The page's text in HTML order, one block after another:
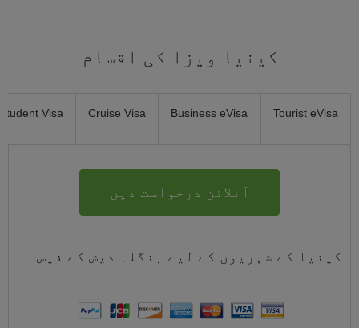
کینیا ویزا کی اقسام
Tourist eVisa
Business eVisa
Cruise Visa
Student Visa
آنلائن درخواست دیں
کینیا کے شہریوں کے لیے بنگلہ دیش کے فیس